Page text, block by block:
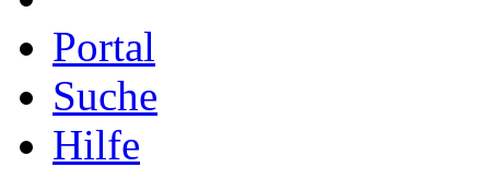
Portal
Suche
Hilfe